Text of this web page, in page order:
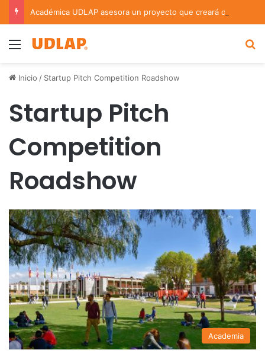
Menu
Inicio / Startup Pitch Competition Roadshow
Startup Pitch
Competition
Roadshow
Academia